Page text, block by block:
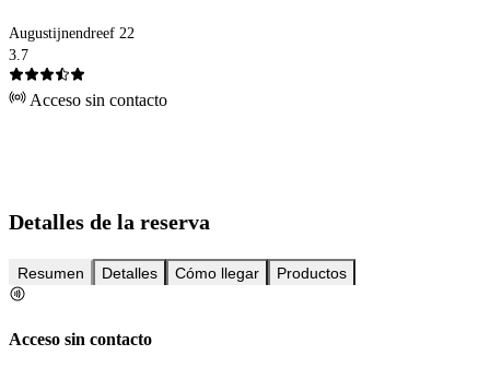
Augustijnendreef 22
3.7
Acceso sin contacto
Detalles de la reserva
Resumen Detalles Cómo llegar Productos
Acceso sin contacto